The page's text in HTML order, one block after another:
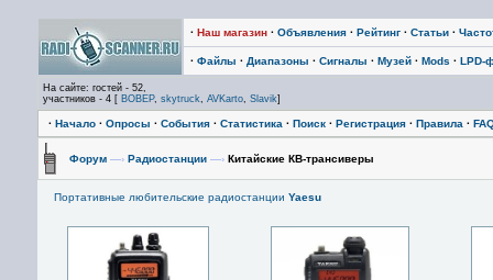
· Наш магазин · Объявления · Рейтинг · Статьи ·
· Файлы · Диапазоны · Сигналы · Музей · Mods · LPD-
На сайте: гостей - 52,
участников - 4 [ BOBEP, skytruck, AVKarto, Slavik]
· Начало · Опросы · События · Статистика · Поиск · Регистрация · Правила ·
Форум —› Радиостанции —› Китайские КВ-трансиверы
Портативные любительские радиостанции Yaesu